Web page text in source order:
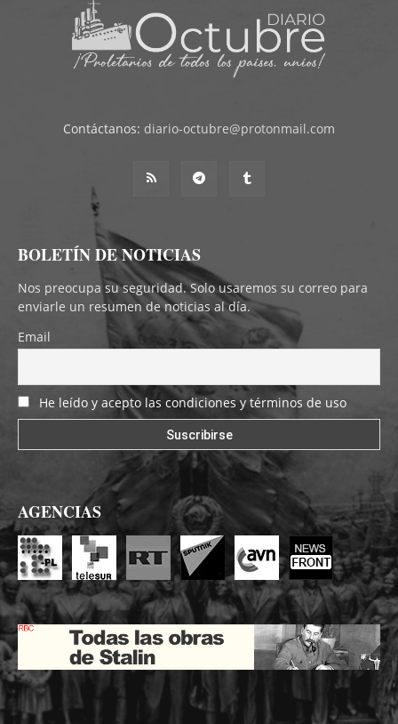
Contáctanos: diario-octubre@protonmail.com
BOLETÍN DE NOTICIAS
Nos preocupa su seguridad. Solo usaremos su correo para
enviarle un resumen de noticias al día.
Email
He leído y acepto las condiciones y términos de uso
AGENCIAS